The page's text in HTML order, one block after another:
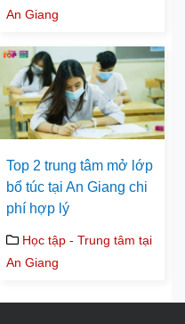
An Giang
Top 2 trung tâm mở lớp
bổ túc tại An Giang chi
phí hợp lý
Học tập - Trung tâm tại
An Giang